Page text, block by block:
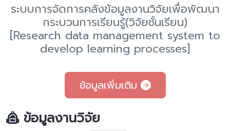
ระบบการจัดการคลังข้อมูลงานวิจัยเพื่อพัฒนา
กระบวนการเรียนรู้(วิจัยชั้นเรียน)
[Research data management system to
develop learning processes]
ข้อมูลเพิ่มเติม
ข้อมูลงานวิจัย